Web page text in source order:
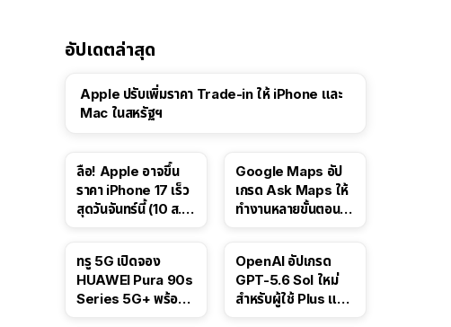
อัปเดตล่าสุด
Apple ปรับเพิ่มราคา Trade-in ให้ iPhone และ
Mac ในสหรัฐฯ
ลือ! Apple อาจขึ้น
ราคา iPhone 17 เร็ว
สุดวันจันทร์นี้ (10 ส.ค.
Google Maps อัป
เกรด Ask Maps ให้
ทำงานหลายขั้นตอนได้
สาธารณะ
ทรู 5G เปิดจอง
HUAWEI Pura 90s
Series 5G+ พร้อม
OpenAI อัปเกรด
GPT-5.6 Sol ใหม่
สำหรับผู้ใช้ Plus และ